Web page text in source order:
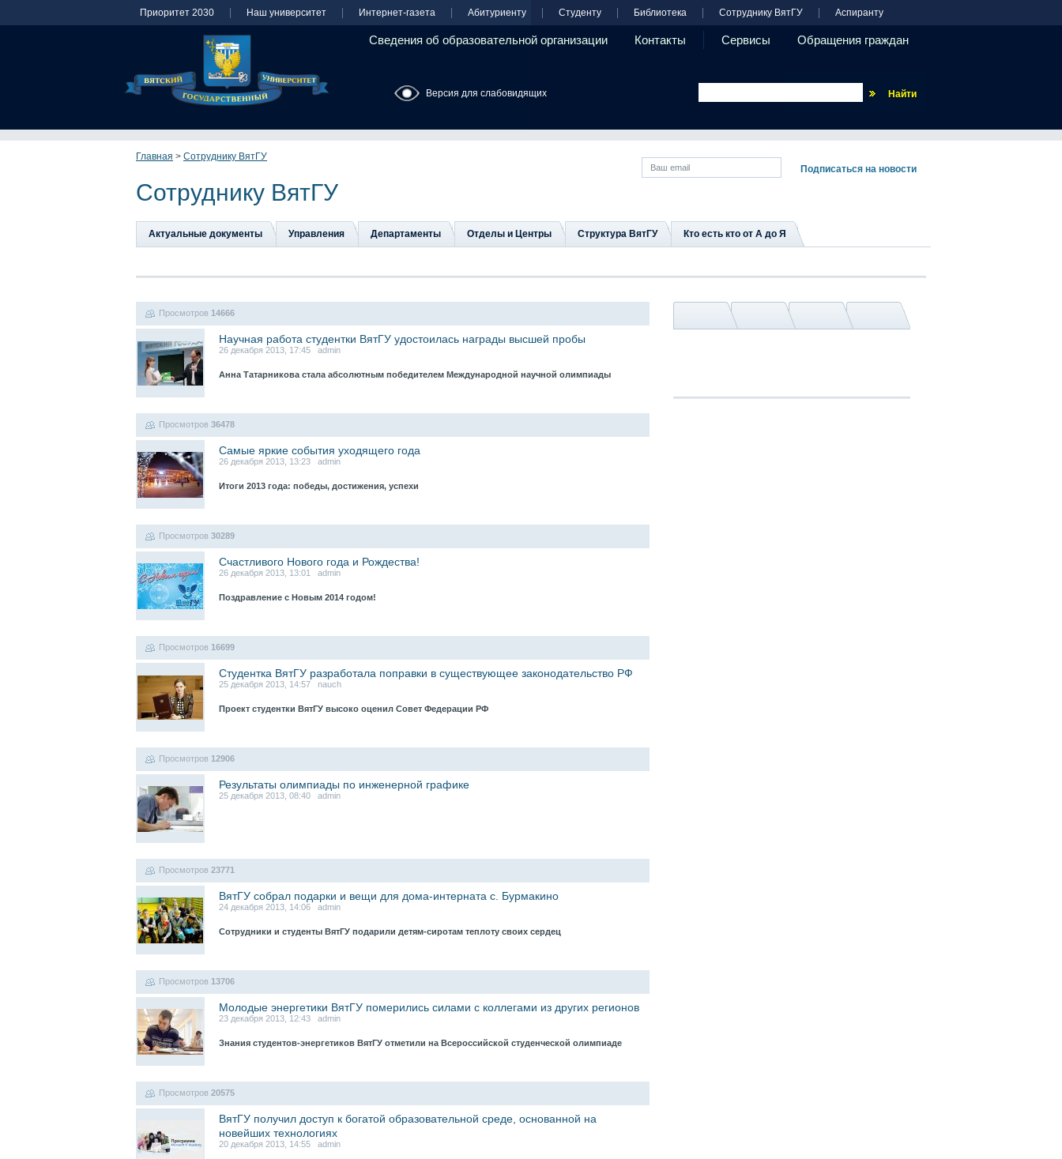
Приоритет 2030 Наш университет Интернет-газета Абитуриенту Студенту Библиотека Сотруднику ВятГУ Аспиранту
Сведения об образовательной организации Контакты Сервисы Обращения граждан
Версия для слабовидящих
Главная > Сотруднику ВятГУ
Сотруднику ВятГУ
Актуальные документы Управления Департаменты Отделы и Центры Структура ВятГУ Кто есть кто от А до Я
Просмотров 14666
Научная работа студентки ВятГУ удостоилась награды высшей пробы
26 декабря 2013, 17:45 admin
Анна Татарникова стала абсолютным победителем Международной научной олимпиады
Просмотров 36478
Самые яркие события уходящего года
26 декабря 2013, 13:23 admin
Итоги 2013 года: победы, достижения, успехи
Просмотров 30289
Счастливого Нового года и Рождества!
26 декабря 2013, 13:01 admin
Поздравление с Новым 2014 годом!
Просмотров 16699
Студентка ВятГУ разработала поправки в существующее законодательство РФ
25 декабря 2013, 14:57 nauch
Проект студентки ВятГУ высоко оценил Совет Федерации РФ
Просмотров 12906
Результаты олимпиады по инженерной графике
25 декабря 2013, 08:40 admin
Просмотров 23771
ВятГУ собрал подарки и вещи для дома-интерната с. Бурмакино
24 декабря 2013, 14:06 admin
Сотрудники и студенты ВятГУ подарили детям-сиротам теплоту своих сердец
Просмотров 13706
Молодые энергетики ВятГУ померились силами с коллегами из других регионов
23 декабря 2013, 12:43 admin
Знания студентов-энергетиков ВятГУ отметили на Всероссийской студенческой олимпиаде
Просмотров 20575
ВятГУ получил доступ к богатой образовательной среде, основанной на
новейших технологиях
20 декабря 2013, 14:55 admin